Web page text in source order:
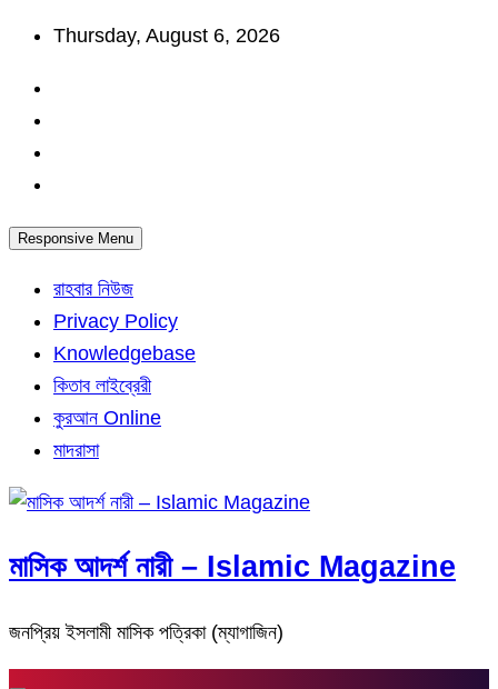
Skip
content
Thursday, August 6, 2026
Responsive Menu
রাহবার নিউজ
Privacy Policy
Knowledgebase
কিতাব লাইব্রেরী
কুরআন Online
মাদরাসা
মাসিক আদর্শ নারী – Islamic Magazine
জনপ্রিয় ইসলামী মাসিক পত্রিকা (ম্যাগাজিন)